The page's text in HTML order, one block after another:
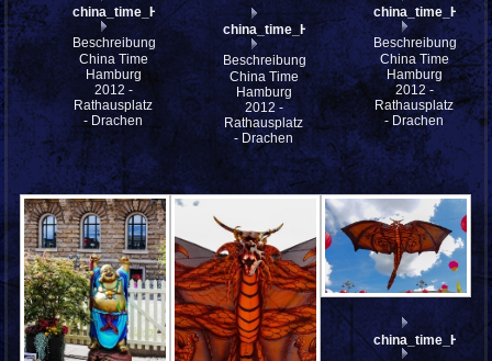
china_time_HH_mfw12__005723
Beschreibung:
China Time
Hamburg
2012 -
Rathausplatz
- Drachen
china_time_HH_mfw12__005722
Beschreibung:
China Time
Hamburg
2012 -
Rathausplatz
- Drachen
Beschreibung:
China Time
Hamburg
2012 -
Rathausplatz
- Drachen